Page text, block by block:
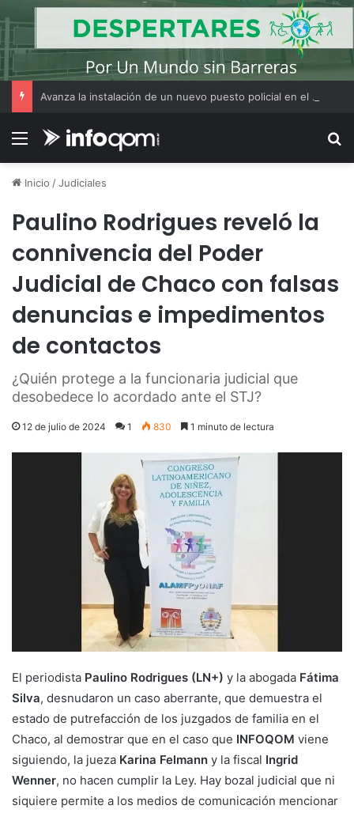
Avanza la instalación de un nuevo puesto policial en el ex Campo Zampa para reforzar la seguridad en la zona sur de Resistencia
Menú
Inicio /Judiciales
Paulino Rodrigues reveló la
connivencia del Poder
Judicial de Chaco con falsas
denuncias e impedimentos
de contactos
¿Quién protege a la funcionaria judicial que
desobedece lo acordado ante el STJ?
12 de julio de 2024 1 830 1 minuto de lectura
El periodista Paulino Rodrigues (LN+) y la abogada Fátima
Silva, desnudaron un caso aberrante, que demuestra el
estado de putrefacción de los juzgados de familia en el
Chaco, al demostrar que en el caso que INFOQOM viene
siguiendo, la jueza Karina Felmann y la fiscal Ingrid
Wenner, no hacen cumplir la Ley. Hay bozal judicial que ni
siquiere permite a los medios de comunicación mencionar